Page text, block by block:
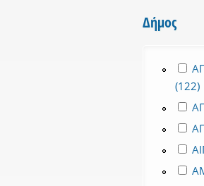
Δήμος
(122)